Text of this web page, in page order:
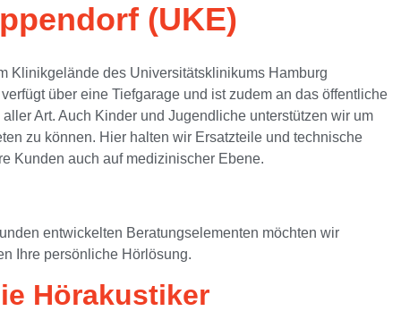
(UKE)
Klinikgelände des Universitätsklinikums Hamburg
über eine Tiefgarage und ist zudem an das öffentliche
Art. Auch Kinder und Jugendliche unterstützen wir um
zu können. Hier halten wir Ersatzteile und technische
Kunden auch auf medizinischer Ebene.
entwickelten Beratungselementen möchten wir
Ihre persönliche Hörlösung.
Hörakustiker